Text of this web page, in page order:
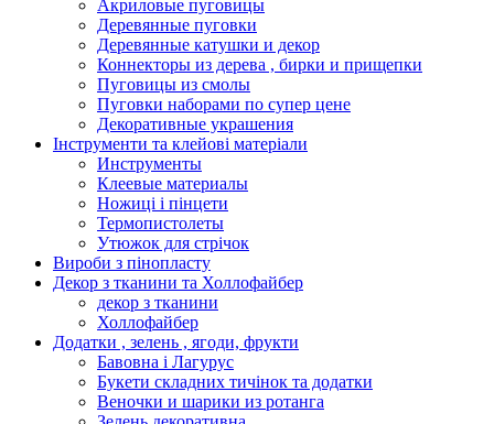
Акриловые пуговицы
Деревянные пуговки
Деревянные катушки и декор
Коннекторы из дерева , бирки и прищепки
Пуговицы из смолы
Пуговки наборами по супер цене
Декоративные украшения
Інструменти та клейові матеріали
Инструменты
Клеевые материалы
Ножиці і пінцети
Термопистолеты
Утюжок для стрічок
Вироби з пінопласту
Декор з тканини та Холлофайбер
декор з тканини
Холлофайбер
Додатки , зелень , ягоди, фрукти
Бавовна і Лагурус
Букети складних тичінок та додатки
Веночки и шарики из ротанга